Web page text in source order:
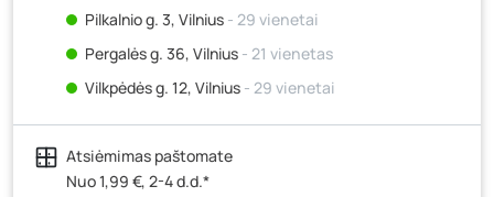
Pilkalnio g. 3, Vilnius - 29 vienetai
Pergalės g. 36, Vilnius - 21 vienetas
Vilkpėdės g. 12, Vilnius - 29 vienetai
Ateities g. 15, Vilnius- 30 vienetų
Kauno r., Narsiečių k., Vytauto g. 183, Kaunas
vienetai
Atsiėmimas paštomate
Nuo 1,99 €, 2-4 d.d.*